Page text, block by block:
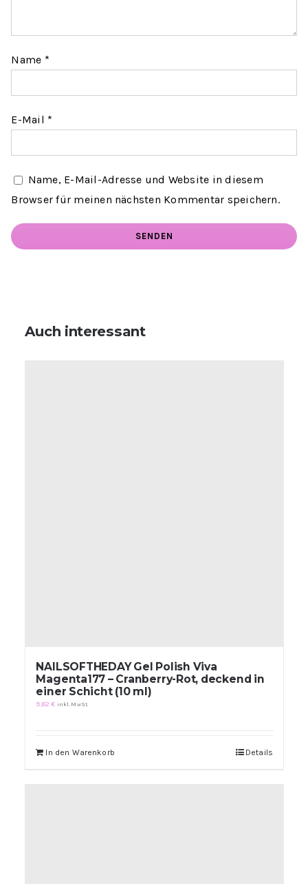
Name *
E-Mail *
Name, E-Mail-Adresse und Website in diesem
Browser für meinen nächsten Kommentar speichern.
Auch interessant
NAILSOFTHEDAY Gel Polish Viva
Magenta177 – Cranberry-Rot, deckend in
einer Schicht (10 ml)
9,82€ inkl. MwSt.
In den Warenkorb Details